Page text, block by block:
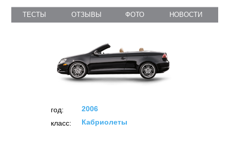
ТЕСТЫ ОТЗЫВЫ ФОТО НОВОСТИ
год:
2006
класс:
Кабриолеты